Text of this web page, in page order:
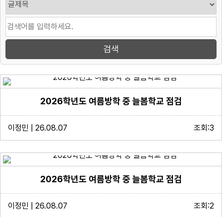
2026학년도 여름방학 중 늘봄학교 점검
이정민 | 26.08.07 조회:3
2026학년도 여름방학 중 늘봄학교 점검
이정민 | 26.08.07 조회:2